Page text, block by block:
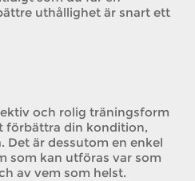
uthållighet är snart ett
och rolig träningsform
förbättra din kondition,
Det är dessutom en enkel
som kan utföras var som
av vem som helst.